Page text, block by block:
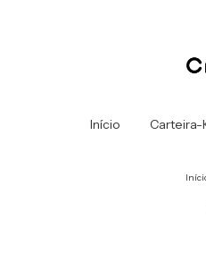
Início Carteira-